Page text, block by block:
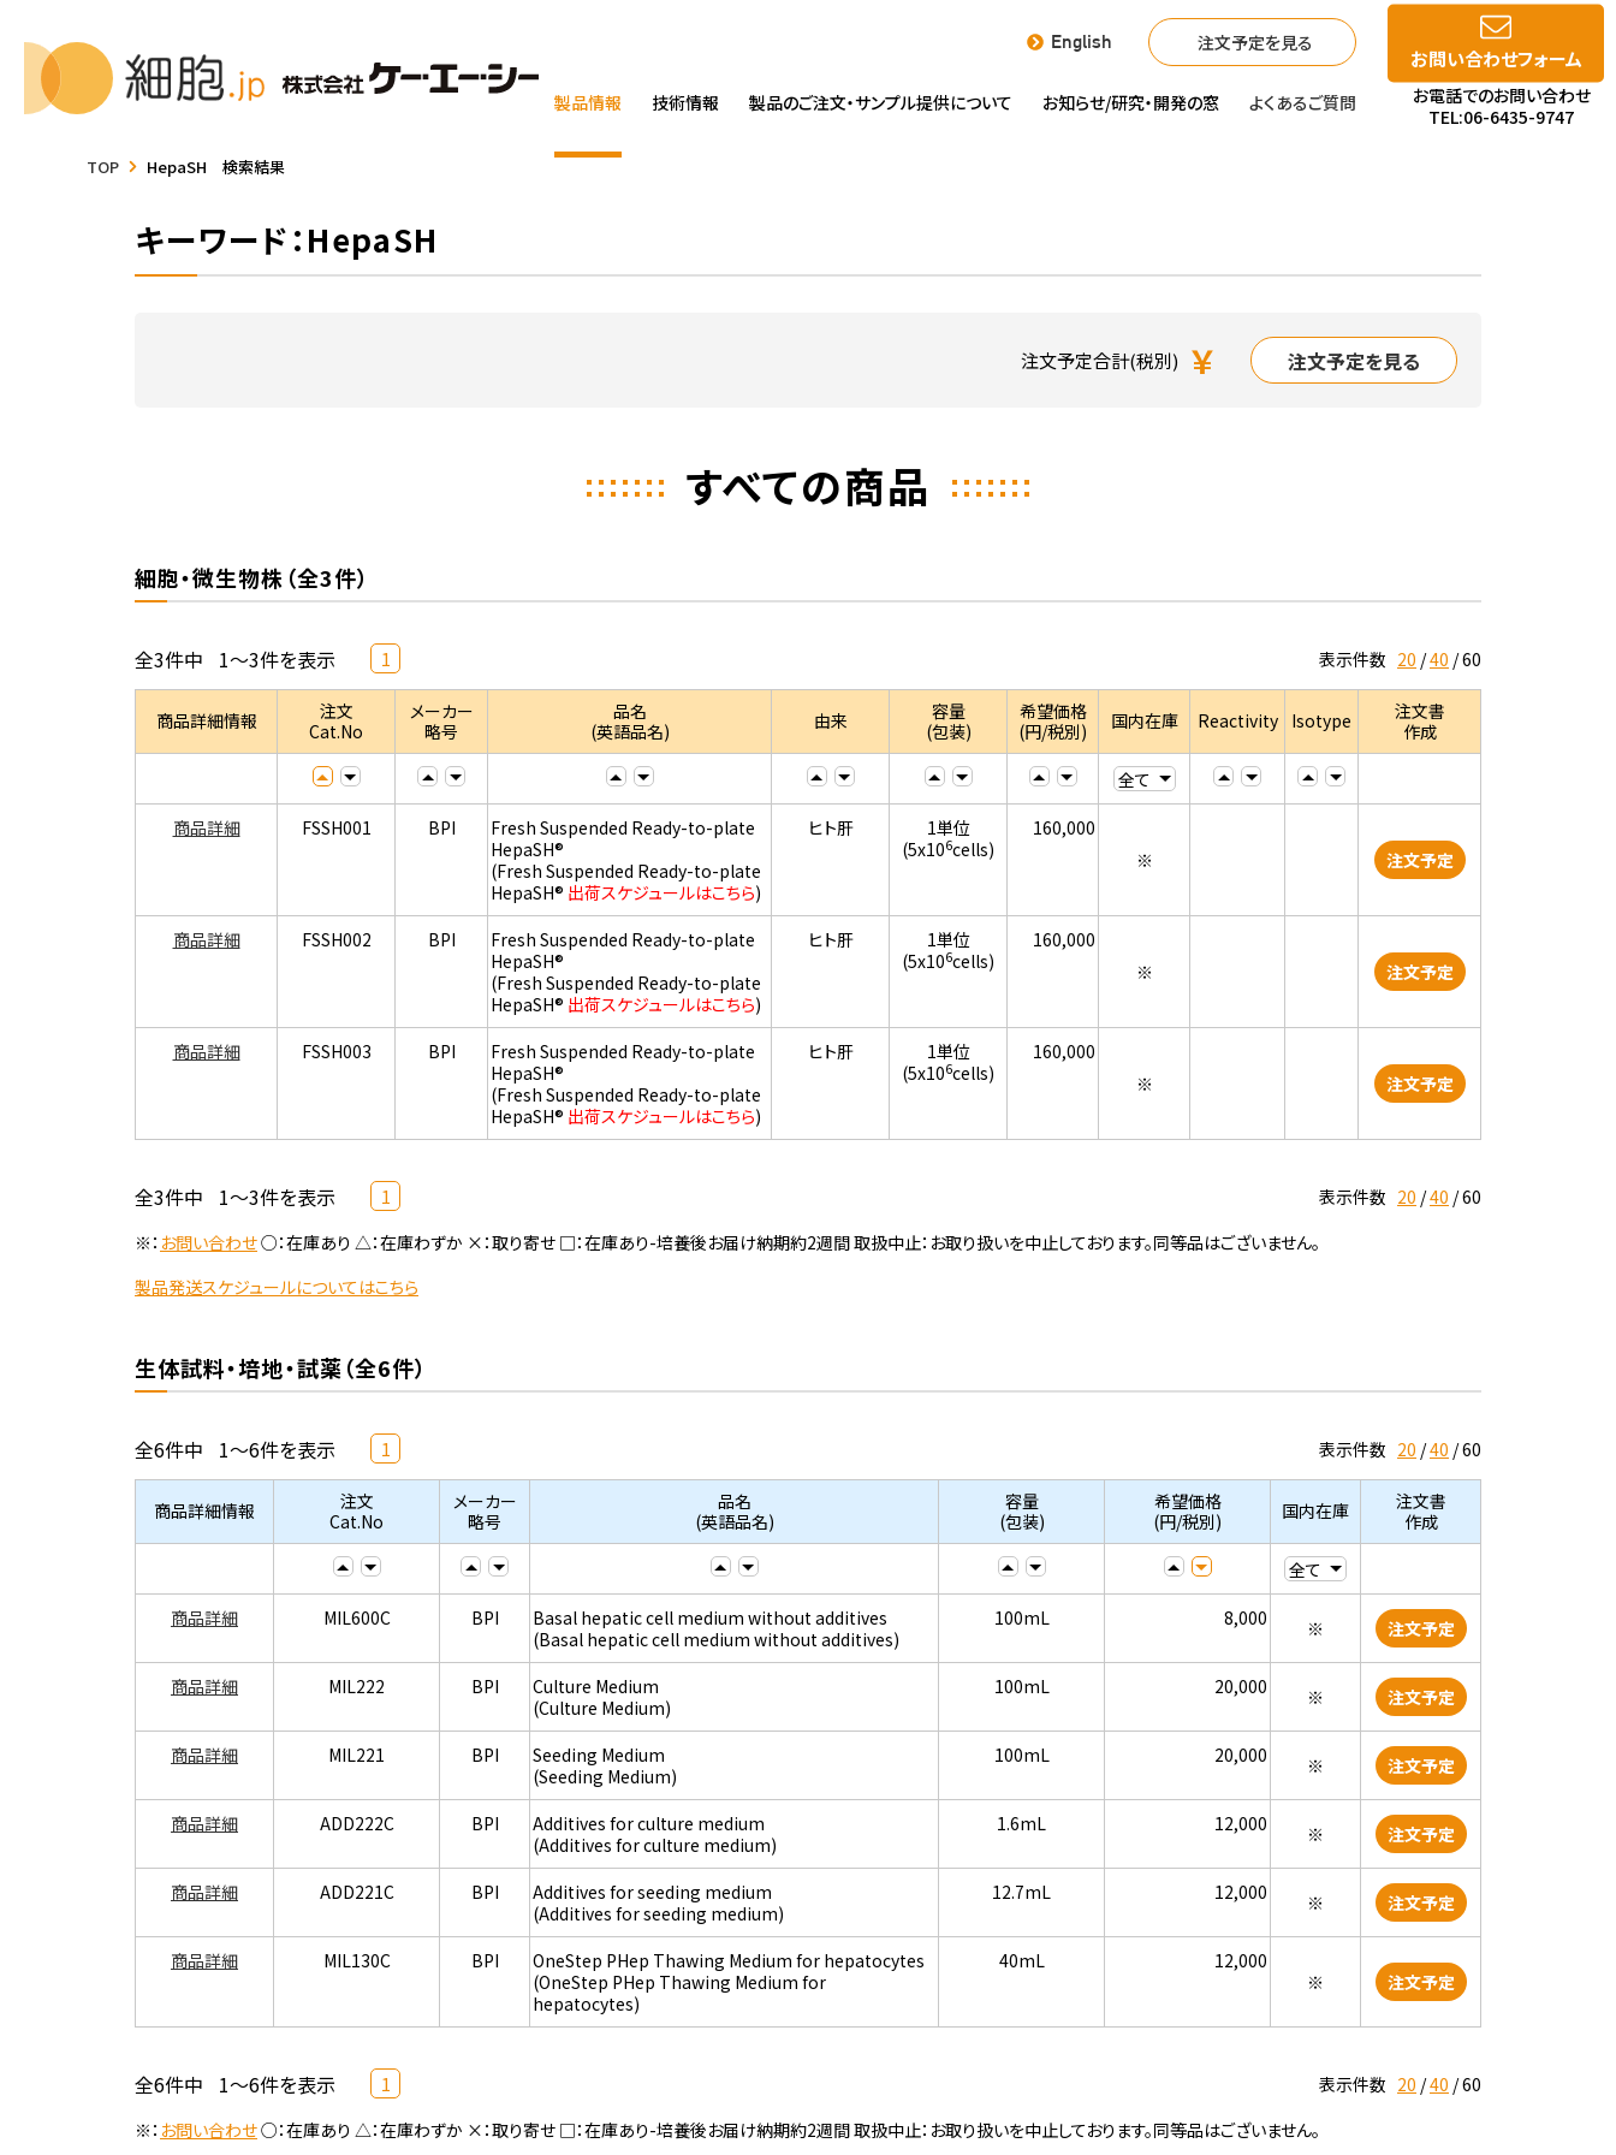
English 注文予定を見る
製品情報 技術情報 製品のご注文・サンプル提供について お知らせ/研究・開発の窓 よくあるご質問
お問い合わせフォーム
お電話でのお問い合わせ
TEL:06-6435-9747
TOP HepaSH 検索結果
キーワード：HepaSH
注文予定合計(税別) ￥ 注文予定を見る
すべての商品
細胞・微生物株（全3件）
全3件中 1～3件を表示 1 表示件数 20 40 60
商品詳細情報
注文
Cat.No
メーカー
略号
品名
(英語品名)
由来
容量
(包装)
希望価格
(円/税別)
国内在庫 Reactivity Isotype
注文書
作成
商品詳細 FSSH001 BPI
Fresh Suspended Ready-to-plate
HepaSH®
(Fresh Suspended Ready-to-plate
HepaSH® 出荷スケジュールはこちら)
ヒト肝
1単位
(5x106cells)
160,000
※
注文予定
商品詳細 FSSH002 BPI
Fresh Suspended Ready-to-plate
HepaSH®
(Fresh Suspended Ready-to-plate
HepaSH® 出荷スケジュールはこちら)
ヒト肝
1単位
(5x106cells)
160,000
※
注文予定
商品詳細 FSSH003 BPI
Fresh Suspended Ready-to-plate
HepaSH®
(Fresh Suspended Ready-to-plate
HepaSH® 出荷スケジュールはこちら)
ヒト肝
1単位
(5x106cells)
160,000
※
注文予定
全3件中 1～3件を表示 1 表示件数 20 40 60
※： お問い合わせ○：在庫あり △：在庫わずか ×：取り寄せ □：在庫あり-培養後お届け納期約2週間 取扱中止：お取り扱いを中止しております。同等品はございません。
製品発送スケジュールについてはこちら
生体試料・培地・試薬（全6件）
全6件中 1～6件を表示 1 表示件数 20 40 60
商品詳細情報
注文
Cat.No
メーカー
略号
品名
(英語品名)
容量
(包装)
希望価格
(円/税別)
国内在庫
注文書
作成
商品詳細 MIL600C BPI
Basal hepatic cell medium without additives
(Basal hepatic cell medium without additives)
100mL 8,000 ※ 注文予定
商品詳細 MIL222 BPI
Culture Medium
(Culture Medium)
100mL 20,000 ※ 注文予定
商品詳細 MIL221 BPI
Seeding Medium
(Seeding Medium)
100mL 20,000 ※ 注文予定
商品詳細 ADD222C BPI
Additives for culture medium
(Additives for culture medium)
1.6mL 12,000 ※ 注文予定
商品詳細 ADD221C BPI
Additives for seeding medium
(Additives for seeding medium)
12.7mL 12,000 ※ 注文予定
商品詳細 MIL130C BPI
OneStep PHep Thawing Medium for hepatocytes
(OneStep PHep Thawing Medium for
hepatocytes)
40mL
12,000
※
注文予定
全6件中 1～6件を表示 1 表示件数 20 40 60
※： お問い合わせ○：在庫あり △：在庫わずか ×：取り寄せ □：在庫あり-培養後お届け納期約2週間 取扱中止：お取り扱いを中止しております。同等品はございません。